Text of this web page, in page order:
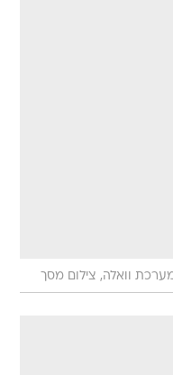
וואלה, צילום מסך